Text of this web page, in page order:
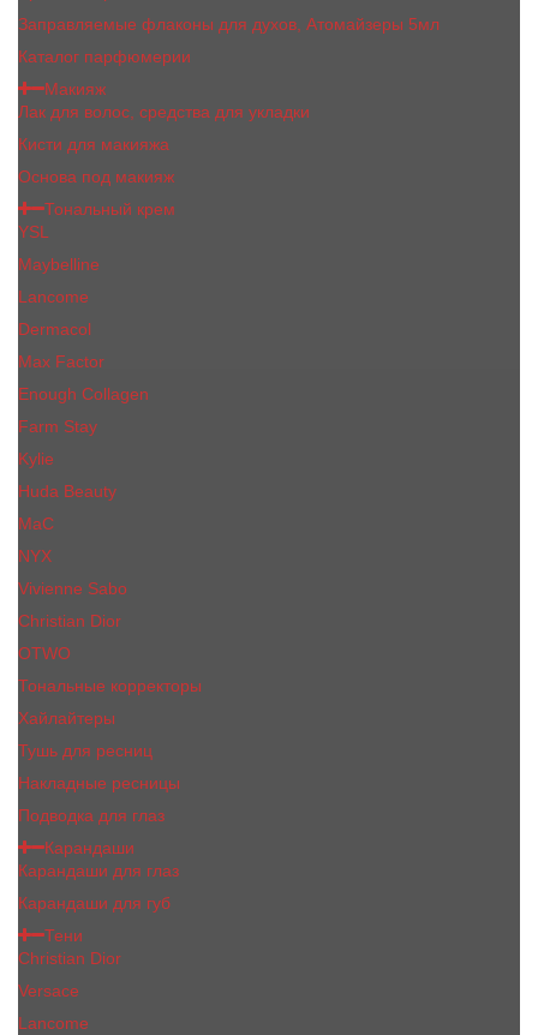
Заправляемые флаконы для духов, Атомайзеры 5мл
Каталог парфюмерии
Макияж
Лак для волос, средства для укладки
Кисти для макияжа
Основа под макияж
Тональный крем
YSL
Maybelline
Lancome
Dermacol
Max Factor
Enough Collagen
Farm Stay
Kylie
Huda Beauty
МаС
NYX
Vivienne Sabo
Сhristiаn Diоr
OTWO
Тональные корректоры
Хайлайтеры
Тушь для ресниц
Накладные ресницы
Подводка для глаз
Карандаши
Карандаши для глаз
Карандаши для губ
Тени
Christian Dior
Versace
Lancome